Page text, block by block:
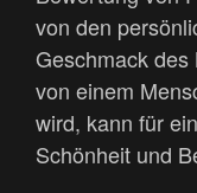
von den
Geschmack
von einem
wird, kann für
Schönheit und